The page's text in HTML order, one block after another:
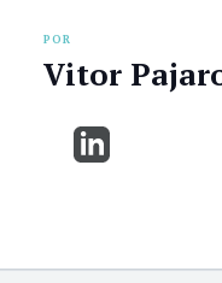
POR
Vitor